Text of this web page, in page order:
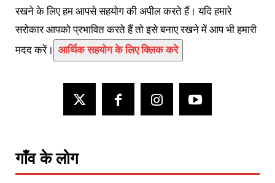
रखने के लिए हम आपसे सहयोग की अपील करते हैं। यदि हमारे
सरोकार आपको प्रभावित करते हैं तो इसे बनाए रखने में आप भी हमारी
मदद करें। आर्थिक सहयोग के लिए क्लिक करे
गाँव के लोग